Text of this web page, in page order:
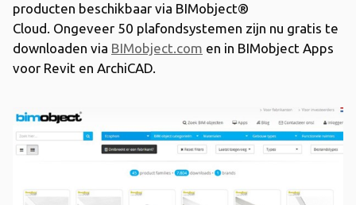
producten beschikbaar via BIMobject®
Cloud. Ongeveer 50 plafondsystemen zijn nu gratis te
downloaden via BIMobject.com en in BIMobject Apps
voor Revit en ArchiCAD.